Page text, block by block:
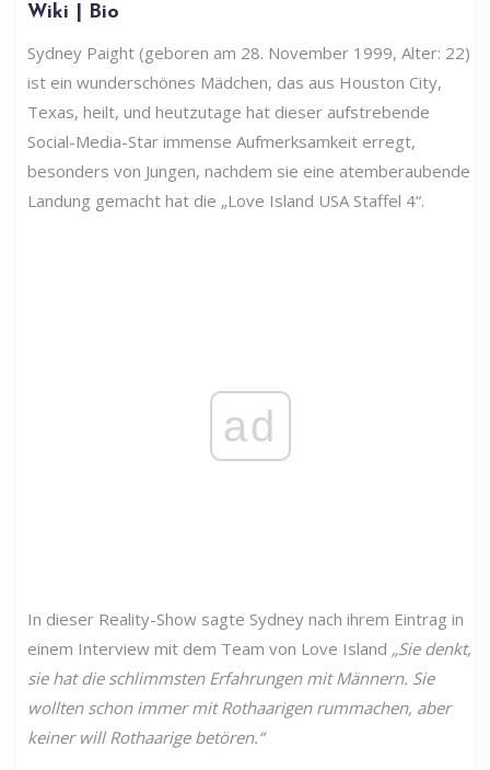
Wiki | Bio
Sydney Paight (geboren am 28. November 1999, Alter: 22)
ist ein wunderschönes Mädchen, das aus Houston City,
Texas, heilt, und heutzutage hat dieser aufstrebende
Social-Media-Star immense Aufmerksamkeit erregt,
besonders von Jungen, nachdem sie eine atemberaubende
Landung gemacht hat die „Love Island USA Staffel 4“.
ad
In dieser Reality-Show sagte Sydney nach ihrem Eintrag in
einem Interview mit dem Team von Love Island „Sie denkt,
sie hat die schlimmsten Erfahrungen mit Männern. Sie
wollten schon immer mit Rothaarigen rummachen, aber
keiner will Rothaarige betören.“